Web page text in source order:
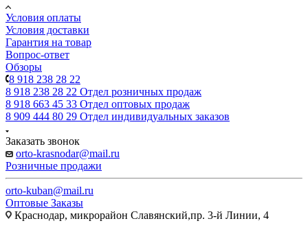
Условия оплаты
Условия доставки
Гарантия на товар
Вопрос-ответ
Обзоры
8 918 238 28 22
8 918 238 28 22 Отдел розничных продаж
8 918 663 45 33 Отдел оптовых продаж
8 909 444 80 29 Отдел индивидуальных заказов
Заказать звонок
orto-krasnodar@mail.ru
Розничные продажи
orto-kuban@mail.ru
Оптовые Заказы
Краснодар, микрорайон Славянский,пр. 3-й Линии, 4